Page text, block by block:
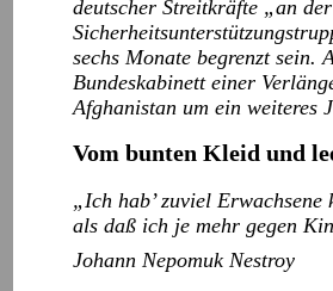
deutscher Streitkräfte „an
sechs Monate begrenzt sein.
Bundeskabinett einer
Afghanistan um ein weiteres
Vom bunten Kleid und
„Ich hab’ zuviel
als daß ich je mehr gegen
Johann Nepomuk Nestroy